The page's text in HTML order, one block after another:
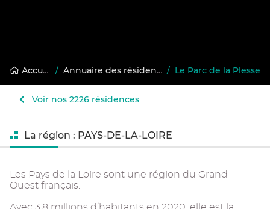
Accueil / Annuaire des résidences gérées / Le Parc de la Plesse
Voir nos 2226 résidences
La région : PAYS-DE-LA-LOIRE
Les Pays de la Loire sont une région du Grand
Ouest français.